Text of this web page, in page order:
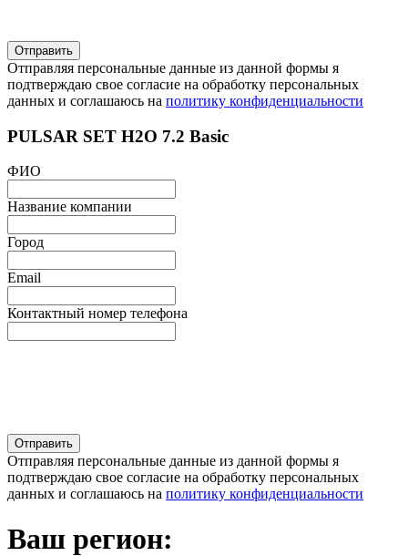
Отправляя персональные данные из данной формы я
подтверждаю свое согласие на обработку персональных
данных и соглашаюсь на политику конфиденциальности
PULSAR SET H2O 7.2 Basic
ФИО
Название компании
Город
Email
Контактный номер телефона
Отправляя персональные данные из данной формы я
подтверждаю свое согласие на обработку персональных
данных и соглашаюсь на политику конфиденциальности
Ваш регион: